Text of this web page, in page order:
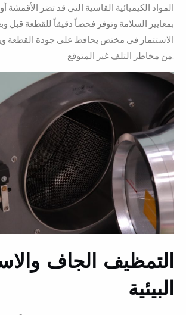
المواد الكيميائية القاسية التي قد تضر الأقمشة
بمعايير السلامة وتوفر فحصاً دقيقاً للقطعة قبل
الاستثمار في مختص يحافظ على جودة القطعة
التمظيف الجاف
البيئية